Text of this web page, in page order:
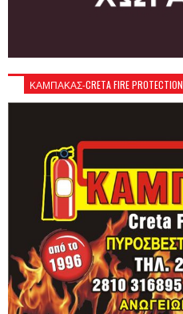
ΚΑΜΠΑΚΑΣ-CRETA FIRE PROTECTION